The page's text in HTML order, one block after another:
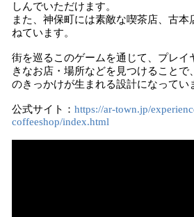
しんでいただけます。
また、神保町には素敵な喫茶店、古本
ねています。
街を巡るこのゲームを通じて、プレイ
きなお店・場所などを見つけることで
のきっかけが生まれる設計になってい
公式サイト： https://ar-town.jp/
coffeeshop/index.html